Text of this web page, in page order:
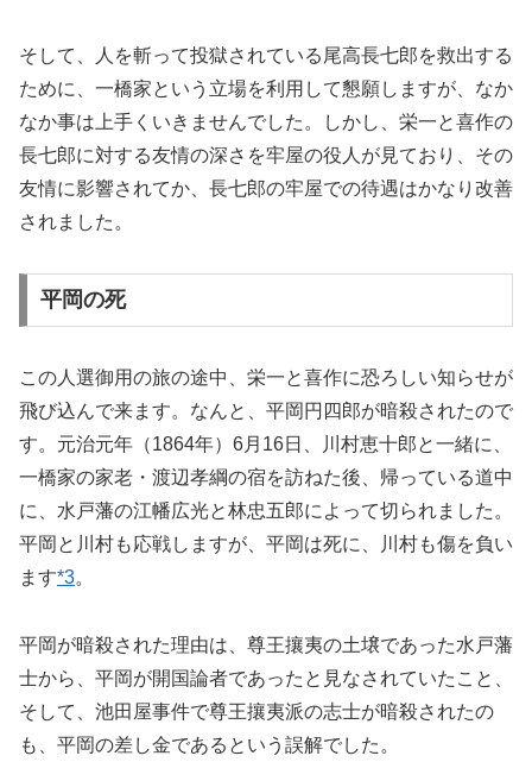
そして、人を斬って投獄されている尾高長七郎を救出する
ために、一橋家という立場を利用して懇願しますが、なか
なか事は上手くいきませんでした。しかし、栄一と喜作の
長七郎に対する友情の深さを牢屋の役人が見ており、その
友情に影響されてか、長七郎の牢屋での待遇はかなり改善
されました。
平岡の死
この人選御用の旅の途中、栄一と喜作に恐ろしい知らせが
飛び込んで来ます。なんと、平岡円四郎が暗殺されたので
す。元治元年（1864年）6月16日、川村恵十郎と一緒に、
一橋家の家老・渡辺孝綱の宿を訪ねた後、帰っている道中
に、水戸藩の江幡広光と林忠五郎によって切られました。
平岡と川村も応戦しますが、平岡は死に、川村も傷を負い
ます*3。
平岡が暗殺された理由は、尊王攘夷の土壌であった水戸藩
士から、平岡が開国論者であったと見なされていたこと、
そして、池田屋事件で尊王攘夷派の志士が暗殺されたの
も、平岡の差し金であるという誤解でした。